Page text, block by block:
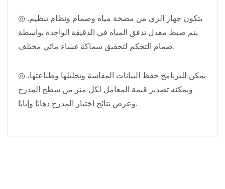
◎ يتكون جهاز الري من مضخة مياه وصمام ونظام تنظيم.
يتم ضبط معدل تدفق المياه في الدقيقة الواحدة بواسطة
صمام التحكم لتحقيق سماكة غشاء مائي مختلف.
◎ يمكن للبرنامج حفظ البيانات المقاسة وتحليلها وطباعتها،
ويمكنه تصدير قيمة المعامل لكل متر من سطح المدرج
وعرض نتائج اختبار المدرج ذهابًا وإيابًا.